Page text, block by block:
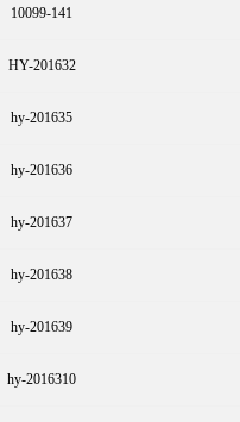
10099-141
HY-201632
hy-201635
hy-201636
hy-201637
hy-201638
hy-201639
hy-2016310